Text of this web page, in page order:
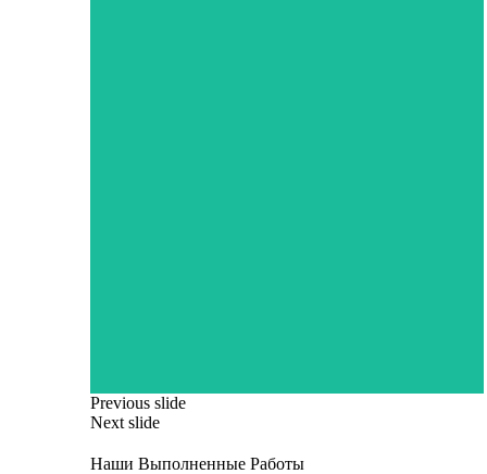
Previous slide
Next slide
Наши Выполненные Работы